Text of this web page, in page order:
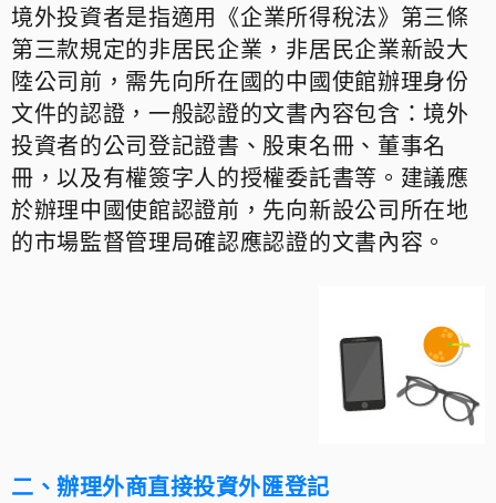
境外投資者是指適用《企業所得稅法》第三條
第三款規定的非居民企業，非居民企業新設大
陸公司前，需先向所在國的中國使館辦理身份
文件的認證，一般認證的文書內容包含：境外
投資者的公司登記證書、股東名冊、董事名
冊，以及有權簽字人的授權委託書等。建議應
於辦理中國使館認證前，先向新設公司所在地
的市場監督管理局確認應認證的文書內容。
二、辦理外商直接投資外匯登記